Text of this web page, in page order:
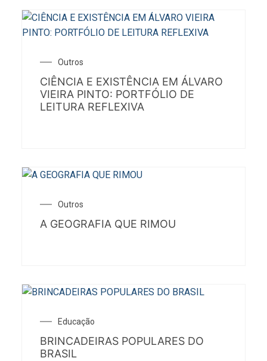
Outros
CIÊNCIA E EXISTÊNCIA EM ÁLVARO
VIEIRA PINTO: PORTFÓLIO DE
LEITURA REFLEXIVA
Outros
A GEOGRAFIA QUE RIMOU
Educação
BRINCADEIRAS POPULARES DO
BRASIL